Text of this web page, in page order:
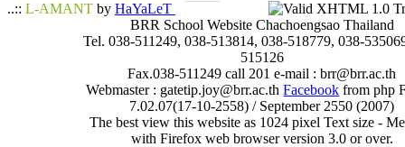
..:: L-AMANT by HaYaLeT
BRR School Website Chachoengsao Thailand
Tel. 038-511249, 038-513814, 038-518779, 038-
515126
Fax.038-511249 call 201 e-mail : brr@brr.ac.th
Webmaster : gatetip.joy@brr.ac.thFacebook from php
7.02.07(17-10-2558) / September 2550 (2007)
The best view this website as 1024 pixel Text size -
with Firefox web browser version 3.0 or over.